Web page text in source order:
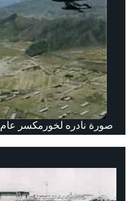
صورة نادره لخورمكسر عام 1955